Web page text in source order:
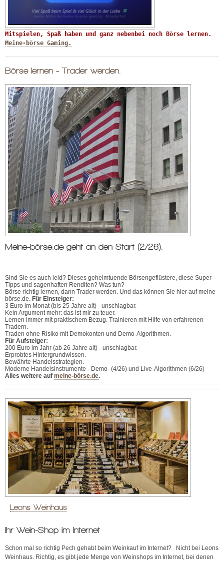
Meine-börse Gaming.
Börse lernen - Trader werden.
Meine-börse.de geht an den Start (2/26).
Sind Sie es auch leid? Dieses geheimtuende Börsengeflüstere, diese Super-
Tipps und sagenhaften Renditen? Was tun?
Börse richtig lernen, dann Trader werden. Und das können Sie hier auf meine-
börse.de. Für Einsteiger:
3 Euro im Monat (bis 25 Jahre alt) - unschlagbar.
Kein Argument mehr: das ist mir zu teuer.
Lernen immer mit praktischem Bezug. Trainieren mit Hilfe von erfahrenen
Tradern.
Traden ohne Risiko mit Demokonten und Demo-Algorithmen.
Für Aufsteiger:
200 Euro im Jahr (ab 26 Jahre alt) - unschlagbar.
Erprobtes Hintergrundwissen.
Bewährte Handelsstrategien.
Moderne Handelsinstrumente - Demo- (4/26) und Live-Algorithmen (6/26)
Alles weitere auf meine-börse.de.
Leons Weinhaus
Ihr Wein-Shop im Internet
Schon mal so richtig Pech gehabt beim Weinkauf im Internet? Nicht bei Leons
Weinhaus. Richtig, es gibt jede Menge von Weinshops im Internet, bei denen